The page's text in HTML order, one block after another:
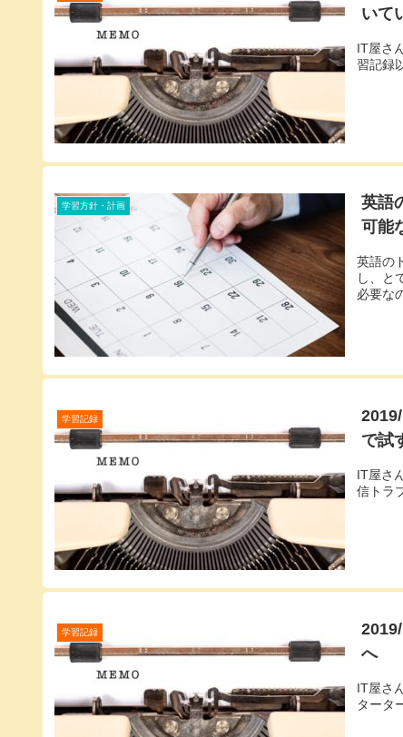
いて
IT屋さ
習記録
学習方針・計画
英語
可能
英語の
し、と
必要な
学習記録
で試
IT屋さ
信トラ
学習記録
へ
IT屋さ
タータ